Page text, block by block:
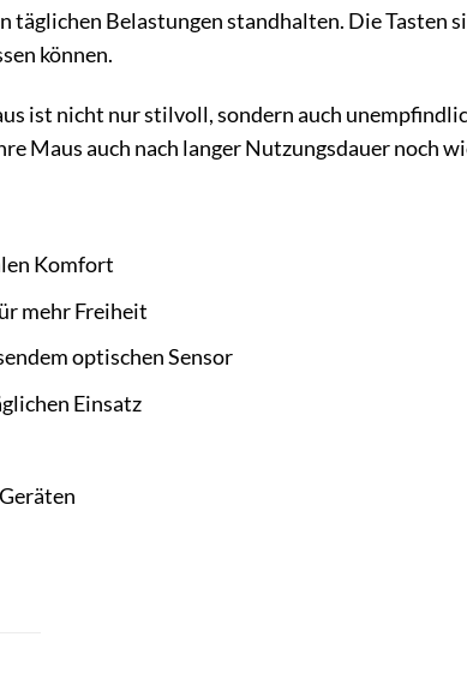
Belastungen standhalten. Die Tasten
können.
ist nicht nur stilvoll, sondern auch
Maus auch nach langer Nutzungsdauer noch
Komfort
mehr Freiheit
optischen Sensor
Einsatz